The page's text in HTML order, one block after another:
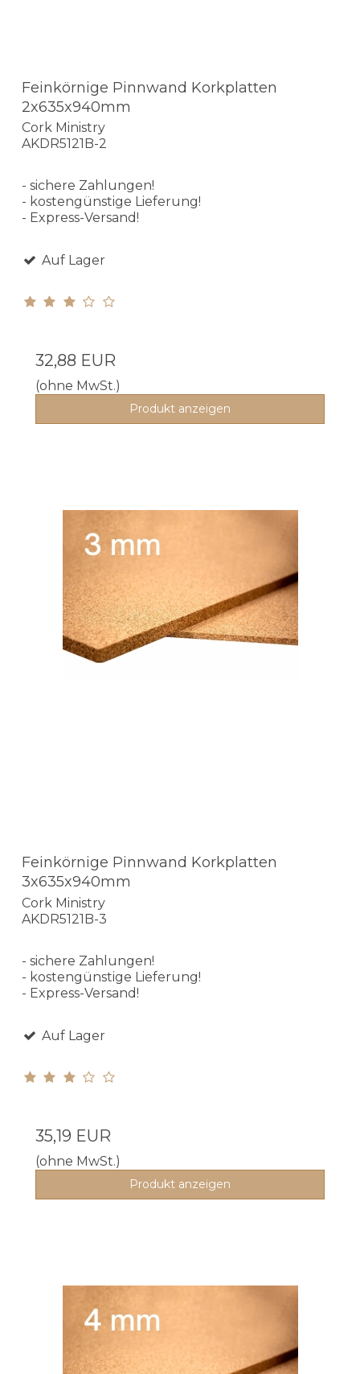
Feinkörnige Pinnwand Korkplatten
2x635x940mm
Cork Ministry
AKDR5121B-2
- sichere Zahlungen!
- kostengünstige Lieferung!
- Express-Versand!
Auf Lager
32,88 EUR
(ohne MwSt.)
Produkt anzeigen
Feinkörnige Pinnwand Korkplatten
3x635x940mm
Cork Ministry
AKDR5121B-3
- sichere Zahlungen!
- kostengünstige Lieferung!
- Express-Versand!
Auf Lager
35,19 EUR
(ohne MwSt.)
Produkt anzeigen